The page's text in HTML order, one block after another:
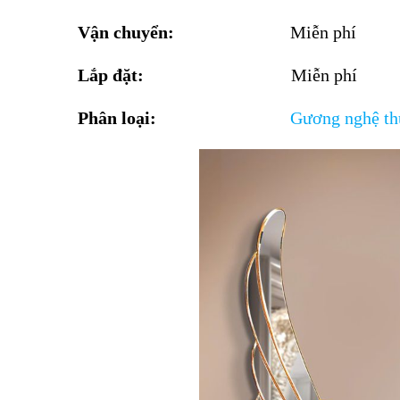
Vận chuyển: Miễn phí
Lắp đặt: Miễn phí
Phân loại: Gương nghệ